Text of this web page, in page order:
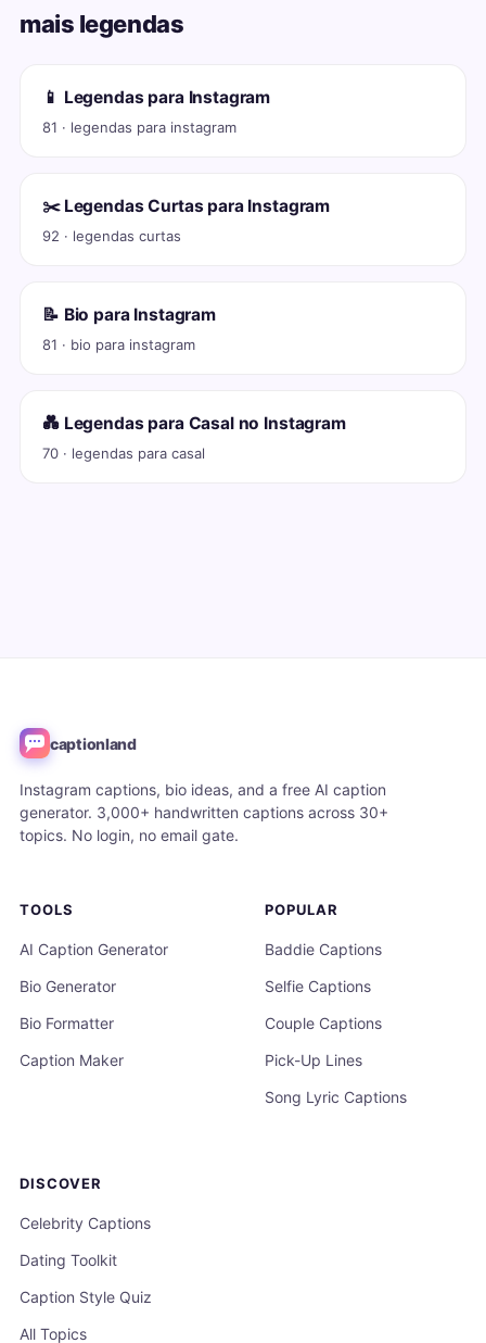
mais legendas
📱 Legendas para Instagram
81 · legendas para instagram
✂️ Legendas Curtas para Instagram
92 · legendas curtas
📝 Bio para Instagram
81 · bio para instagram
💑 Legendas para Casal no Instagram
70 · legendas para casal
captionland
Instagram captions, bio ideas, and a free AI caption
generator. 3,000+ handwritten captions across 30+
topics. No login, no email gate.
TOOLS
AI Caption Generator
Bio Generator
Bio Formatter
Caption Maker
POPULAR
Baddie Captions
Selfie Captions
Couple Captions
Pick-Up Lines
Song Lyric Captions
DISCOVER
Celebrity Captions
Dating Toolkit
Caption Style Quiz
All Topics